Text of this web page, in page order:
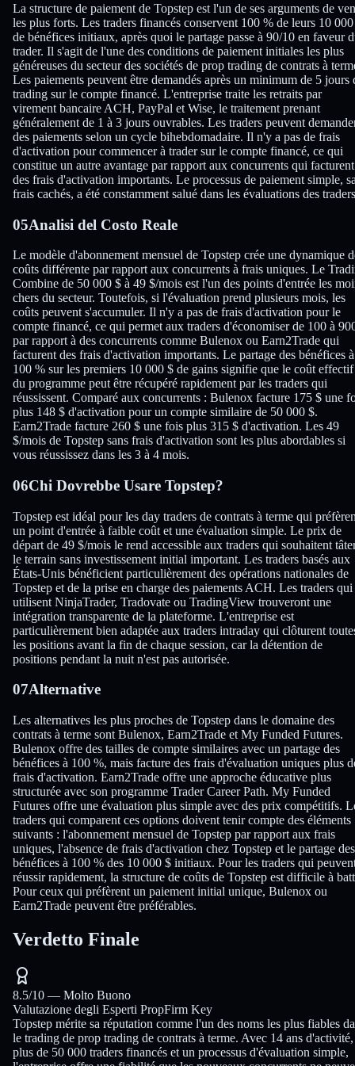
La structure de paiement de Topstep est l'un de ses arguments de
les plus forts. Les traders financés conservent 100 % de leurs 10
de bénéfices initiaux, après quoi le partage passe à 90/10 en faveur
trader. Il s'agit de l'une des conditions de paiement initiales les plus
généreuses du secteur des sociétés de prop trading de contrats à
Les paiements peuvent être demandés après un minimum de 5 jours
trading sur le compte financé. L'entreprise traite les retraits par
virement bancaire ACH, PayPal et Wise, le traitement prenant
généralement de 1 à 3 jours ouvrables. Les traders peuvent
des paiements selon un cycle bihebdomadaire. Il n'y a pas de frais
d'activation pour commencer à trader sur le compte financé, ce qui
constitue un autre avantage par rapport aux concurrents qui facturent
des frais d'activation importants. Le processus de paiement simple,
frais cachés, a été constamment salué dans les évaluations des
05Analisi del Costo Reale
Le modèle d'abonnement mensuel de Topstep crée une dynamique
coûts différente par rapport aux concurrents à frais uniques. Le
Combine de 50 000 $ à 49 $/mois est l'un des points d'entrée les
chers du secteur. Toutefois, si l'évaluation prend plusieurs mois, les
coûts peuvent s'accumuler. Il n'y a pas de frais d'activation pour le
compte financé, ce qui permet aux traders d'économiser de 100 à
par rapport à des concurrents comme Bulenox ou Earn2Trade qui
facturent des frais d'activation importants. Le partage des bénéfices à
100 % sur les premiers 10 000 $ de gains signifie que le coût effectif
du programme peut être récupéré rapidement par les traders qui
réussissent. Comparé aux concurrents : Bulenox facture 175 $ une
plus 148 $ d'activation pour un compte similaire de 50 000 $.
Earn2Trade facture 260 $ une fois plus 315 $ d'activation. Les 49
$/mois de Topstep sans frais d'activation sont les plus abordables si
vous réussissez dans les 3 à 4 mois.
06Chi Dovrebbe Usare Topstep?
Topstep est idéal pour les day traders de contrats à terme qui
un point d'entrée à faible coût et une évaluation simple. Le prix de
départ de 49 $/mois le rend accessible aux traders qui souhaitent
le terrain sans investissement initial important. Les traders basés aux
États-Unis bénéficient particulièrement des opérations nationales de
Topstep et de la prise en charge des paiements ACH. Les traders qui
utilisent NinjaTrader, Tradovate ou TradingView trouveront une
intégration transparente de la plateforme. L'entreprise est
particulièrement bien adaptée aux traders intraday qui clôturent
les positions avant la fin de chaque session, car la détention de
positions pendant la nuit n'est pas autorisée.
07Alternative
Les alternatives les plus proches de Topstep dans le domaine des
contrats à terme sont Bulenox, Earn2Trade et My Funded Futures.
Bulenox offre des tailles de compte similaires avec un partage des
bénéfices à 100 %, mais facture des frais d'évaluation uniques plus
frais d'activation. Earn2Trade offre une approche éducative plus
structurée avec son programme Trader Career Path. My Funded
Futures offre une évaluation plus simple avec des prix compétitifs.
traders qui comparent ces options doivent tenir compte des éléments
suivants : l'abonnement mensuel de Topstep par rapport aux frais
uniques, l'absence de frais d'activation chez Topstep et le partage des
bénéfices à 100 % des 10 000 $ initiaux. Pour les traders qui
réussir rapidement, la structure de coûts de Topstep est difficile à
Pour ceux qui préfèrent un paiement initial unique, Bulenox ou
Earn2Trade peuvent être préférables.
Verdetto Finale
8.5/10 — Molto Buono
Valutazione degli Esperti PropFirm Key
Topstep mérite sa réputation comme l'un des noms les plus fiables
le trading de prop trading de contrats à terme. Avec 14 ans d'activité,
plus de 50 000 traders financés et un processus d'évaluation simple,